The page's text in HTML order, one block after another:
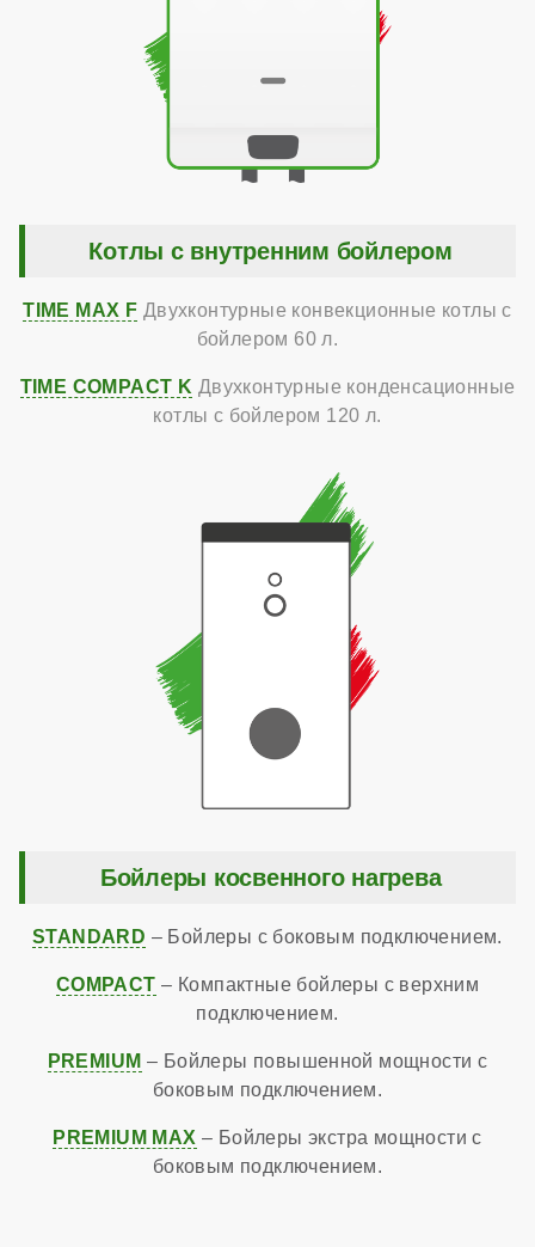
Котлы с внутренним бойлером
TIME MAX F Двухконтурные конвекционные котлы с
бойлером 60 л.
TIME COMPACT K Двухконтурные конденсационные
котлы с бойлером 120 л.
Бойлеры косвенного нагрева
STANDARD – Бойлеры с боковым подключением.
COMPACT – Компактные бойлеры с верхним
подключением.
PREMIUM – Бойлеры повышенной мощности с
боковым подключением.
PREMIUM MAX – Бойлеры экстра мощности с
боковым подключением.